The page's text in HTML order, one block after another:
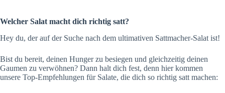
Welcher Salat macht dich richtig satt?
Hey du, der auf der Suche nach dem ultimativen Sattmacher-Salat ist!
Bist du bereit, deinen Hunger zu besiegen und gleichzeitig deinen
Gaumen zu verwöhnen? Dann halt dich fest, denn hier kommen
unsere Top-Empfehlungen für Salate, die dich so richtig satt machen: